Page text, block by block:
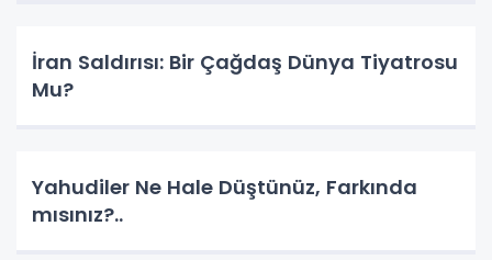
İran Saldırısı: Bir Çağdaş Dünya Tiyatrosu
Mu?
Yahudiler Ne Hale Düştünüz, Farkında
mısınız?..